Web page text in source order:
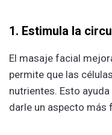
1. Estimula la
El masaje facial
permite que las
nutrientes. Esto
darle un aspecto más